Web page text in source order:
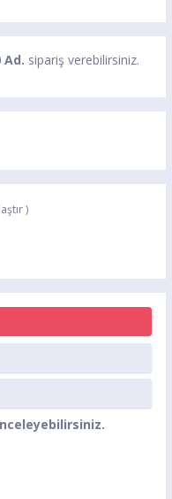
Ad. sipariş verebilirsiniz.
)